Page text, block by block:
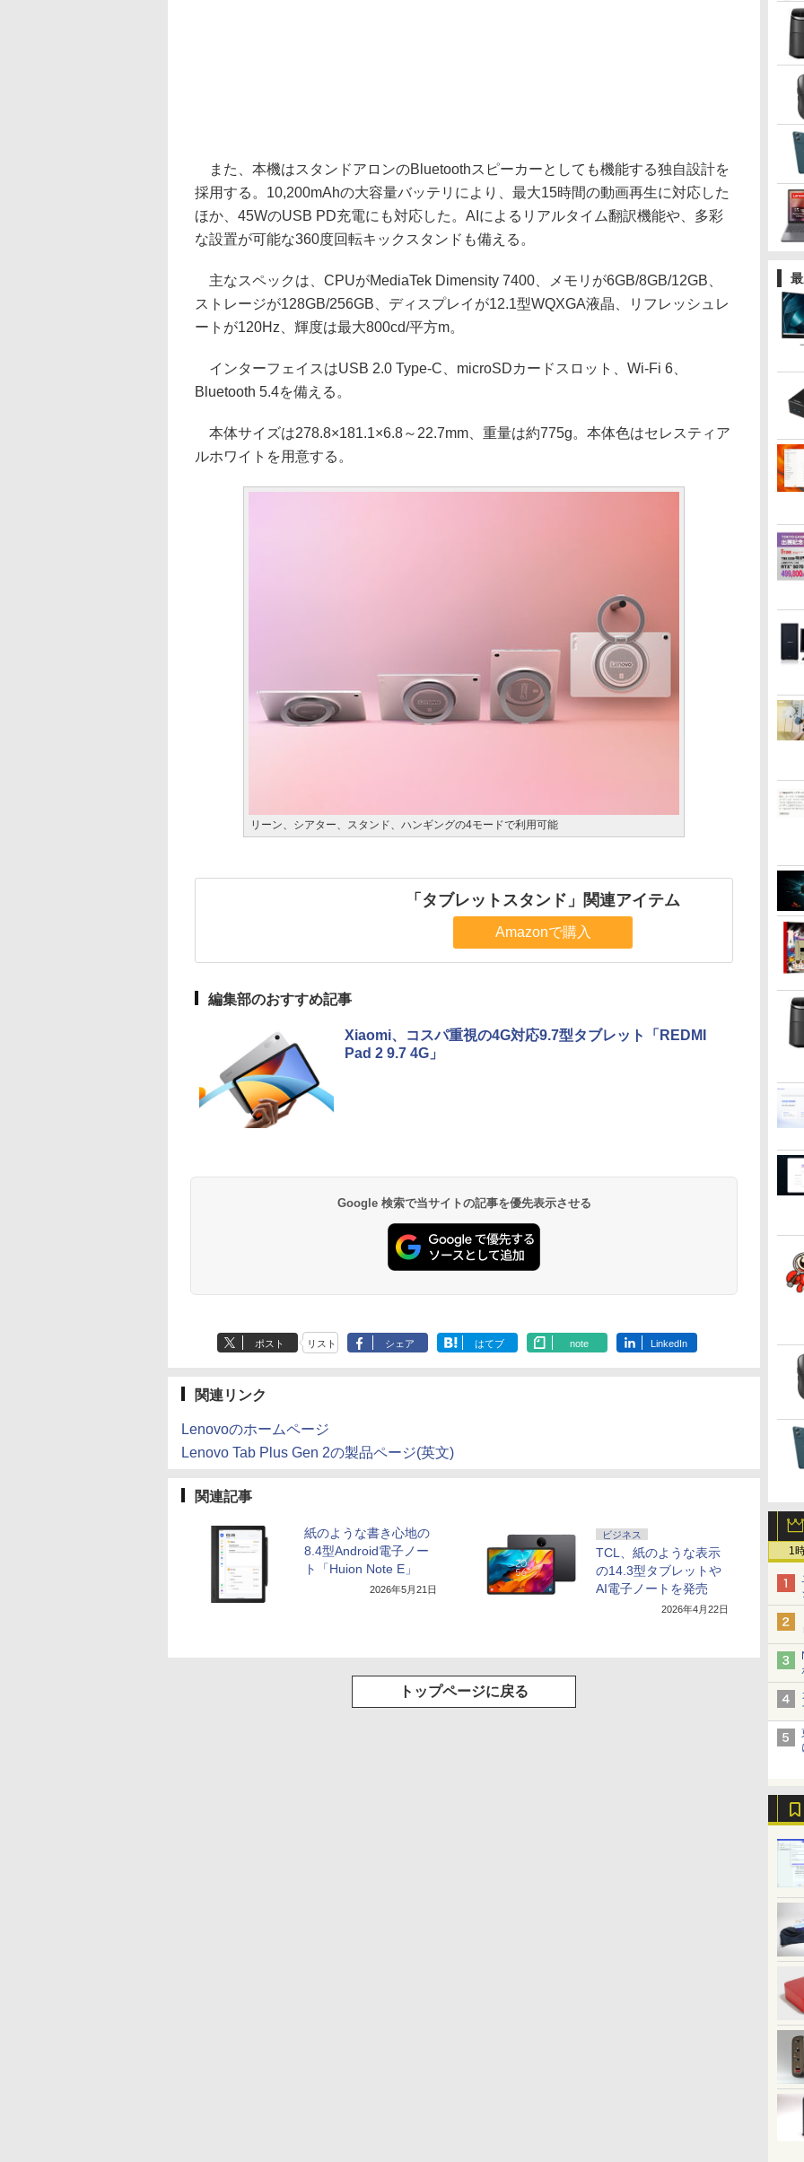
1
また、本機はスタンドアロンのBluetoothスピーカーとしても機能する独自設計を
採用する。10,200mAhの大容量バッテリにより、最大15時間の動画再生に対応した
ほか、45WのUSB PD充電にも対応した。AIによるリアルタイム翻訳機能や、多彩
な設置が可能な360度回転キックスタンドも備える。
主なスペックは、CPUがMediaTek Dimensity 7400、メモリが6GB/8GB/12GB、
ストレージが128GB/256GB、ディスプレイが12.1型WQXGA液晶、リフレッシュレ
ートが120Hz、輝度は最大800cd/平方m。
インターフェイスはUSB 2.0 Type-C、microSDカードスロット、Wi-Fi 6、
Bluetooth 5.4を備える。
本体サイズは278.8×181.1×6.8～22.7mm、重量は約775g。本体色はセレスティア
ルホワイトを用意する。
リーン、シアター、スタンド、ハンギングの4モードで利用可能
「タブレットスタンド」関連アイテム
Amazonで購入
編集部のおすすめ記事
Xiaomi、コスパ重視の4G対応9.7型タブレット「REDMI
Pad 2 9.7 4G」
Google 検索で当サイトの記事を優先表示させる
ポスト リスト シェア はてブ note LinkedIn
関連リンク
Lenovoのホームページ
Lenovo Tab Plus Gen 2の製品ページ(英文)
関連記事
紙のような書き心地の
8.4型Android電子ノー
ト「Huion Note E」
2026年5月21日
ビジネス
TCL、紙のような表示
の14.3型タブレットや
AI電子ノートを発売
2026年4月22日
トップページに戻る